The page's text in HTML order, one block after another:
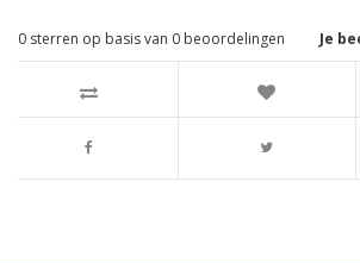
Je
0 sterren op basis van 0 beoordelingen